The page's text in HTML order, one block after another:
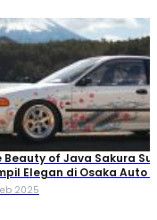
Beauty of Java Sakura
Elegan di Osaka Auto
2025